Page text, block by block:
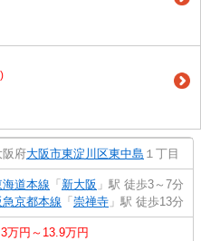
阪府大阪市東淀川区東中島 １丁目
海道本線 「 新大阪 」駅 徒歩3～7分
急京都本線 「 崇禅寺 」駅 徒歩13分
万円～13.9万円